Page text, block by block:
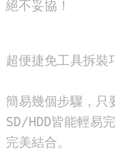
絕不妥協！
超便捷免工具拆裝
簡易幾個步驟，
SD/HDD皆能輕易
完美結合。